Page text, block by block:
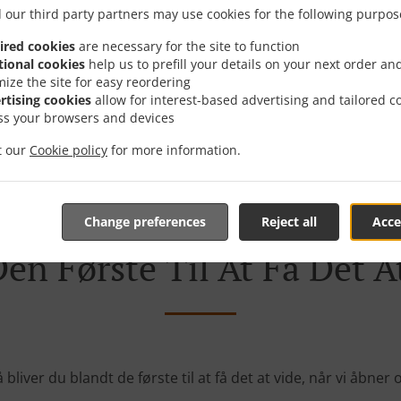
our third party partners may use cookies for the following
cookies are necessary for the site to function
cookies help us to prefill your details on your next order
the site for easy reordering
cookies allow for interest-based advertising and tailored
your browsers and devices
our Cookie policy for more information.
Reject all
Change preferences
konstant på nye gode tilbud, der er specielt tilpasset til
giver dig mulighed for at få nogle rigtig gode tilbud
du bare ikke orker madlavning.
Første Til At Få Det
bliver du blandt de første til at få det at vide, når vi åbner